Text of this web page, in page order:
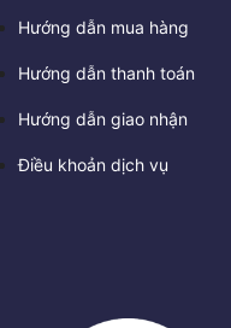
Hướng dẫn mua hàng
Hướng dẫn thanh toán
Hướng dẫn giao nhận
Điều khoản dịch vụ